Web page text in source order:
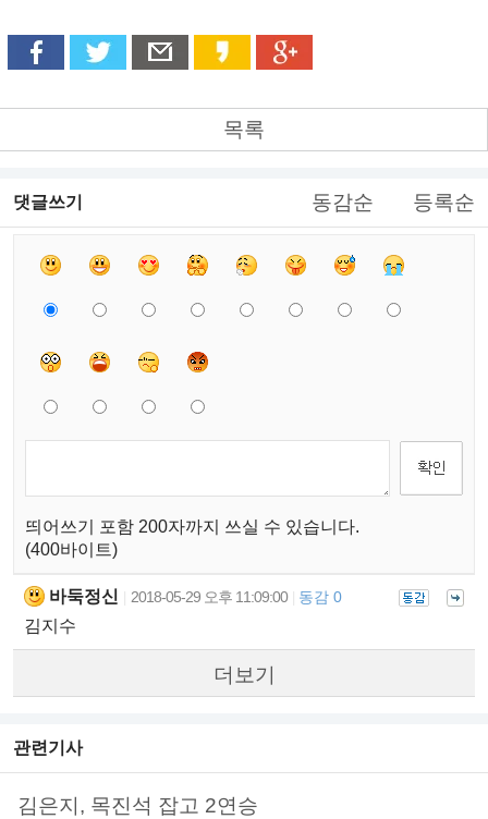
목록
댓글쓰기 동감순 등록순
띄어쓰기 포함 200자까지 쓰실 수 있습니다.
(400바이트)
바둑정신 2018-05-29 오후 11:09:00 동감 0
김지수
더보기
관련기사
김은지, 목진석 잡고 2연승